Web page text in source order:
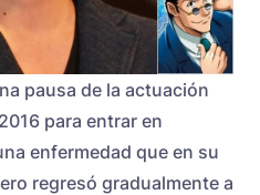
pausa de la actuación
para entrar en
enfermedad que en su
regresó gradualmente a